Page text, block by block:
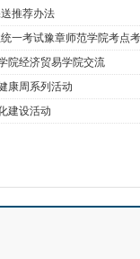
推荐办法
一考试豫章师范学院考点考
院经济贸易学院交流
康周系列活动
建设活动